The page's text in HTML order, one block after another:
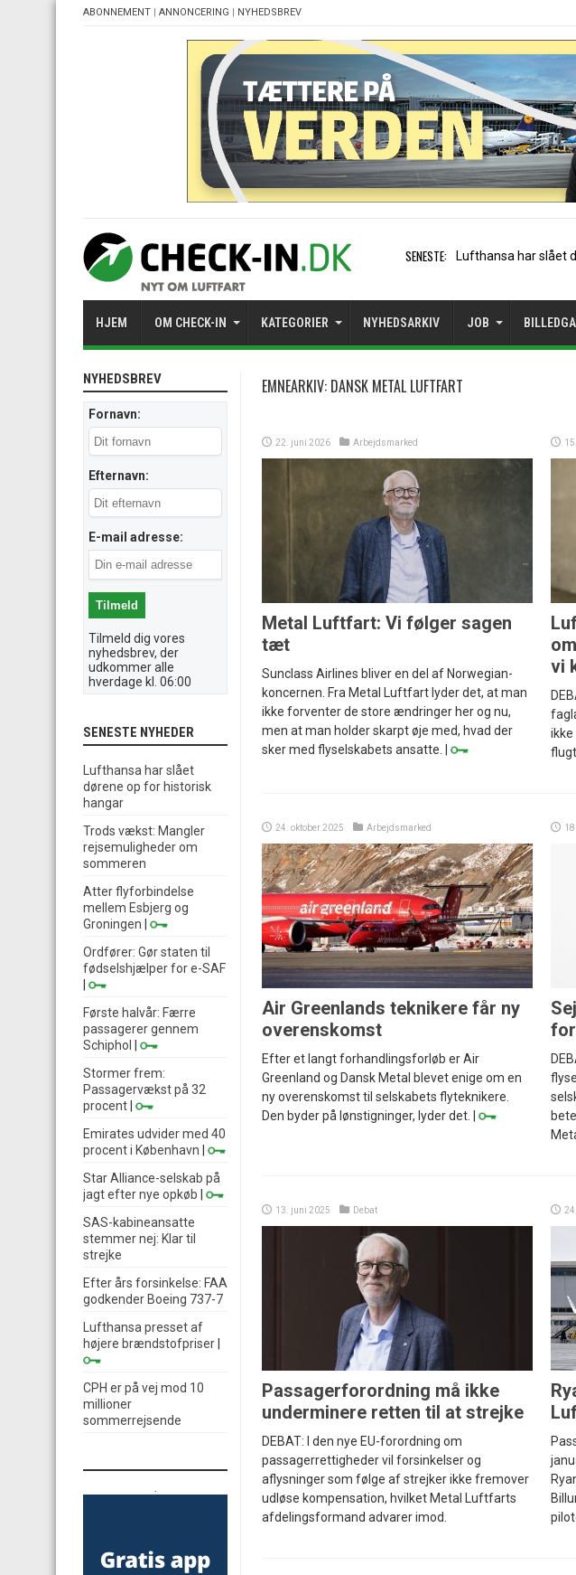
ABONNEMENT | ANNONCERING | NYHEDSBREV
SENESTE: Trods vækst:
HJEM OM CHECK-IN KATEGORIER NYHEDSARKIV JOB
EMNEARKIV: DANSK METAL LUFTFART
22. juni 2026 Arbejdsmarked
Metal Luftfart: Vi følger sagen
tæt
Sunclass Airlines bliver en del af Norwegian-
koncernen. Fra Metal Luftfart lyder det, at man
ikke forventer de store ændringer her og nu,
men at man holder skarpt øje med, hvad der
sker med flyselskabets ansatte. |
vi
24. oktober 2025 Arbejdsmarked
Air Greenlands teknikere får ny
overenskomst
Efter et langt forhandlingsforløb er Air
Greenland og Dansk Metal blevet enige om en
ny overenskomst til selskabets flyteknikere.
Den byder på lønstigninger, lyder det. |
13. juni 2025 Debat
Passagerforordning må ikke
underminere retten til at strejke
DEBAT: I den nye EU-forordning om
passagerrettigheder vil forsinkelser og
aflysninger som følge af strejker ikke fremover
udløse kompensation, hvilket Metal Luftfarts
afdelingsformand advarer imod.
NYHEDSBREV
Fornavn:
Efternavn:
E-mail adresse:
Tilmeld dig vores
nyhedsbrev, der
udkommer alle
hverdage kl. 06:00
SENESTE NYHEDER
Lufthansa har slået
dørene op for historisk
hangar
Trods vækst: Mangler
rejsemuligheder om
sommeren
Atter flyforbindelse
mellem Esbjerg og
Groningen
Ordfører: Gør staten til
fødselshjælper for e-SAF
Første halvår: Færre
passagerer gennem
Schiphol
Stormer frem:
Passagervækst på 32
procent
Emirates udvider med 40
procent i København
Star Alliance-selskab på
jagt efter nye opkøb
SAS-kabineansatte
stemmer nej: Klar til
strejke
Efter års forsinkelse: FAA
godkender Boeing 737-7
Lufthansa presset af
højere brændstofpriser
CPH er på vej mod 10
millioner
sommerrejsende